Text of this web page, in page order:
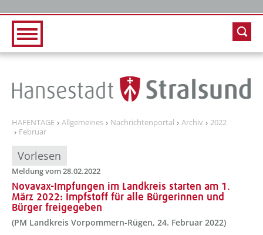
HAFENTAGE Allgemeines Nachrichtenportal Archiv
2022
Februar
Vorlesen
Meldung vom 28.02.2022
Novavax-Impfungen im Landkreis starten am 1.
März 2022: Impfstoff für alle Bürgerinnen und
Bürger freigegeben
(PM Landkreis Vorpommern-Rügen, 24. Februar 2022)